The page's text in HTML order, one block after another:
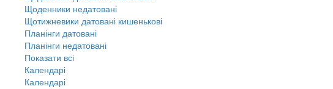
Щоденники недатовані
Щотижневики датовані кишенькові
Планінги датовані
Планінги недатовані
Показати всі
Календарі
Календарі